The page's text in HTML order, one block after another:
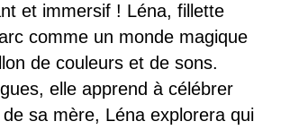
et immersif ! Léna, fillette
comme un monde magique
de couleurs et de sons.
elle apprend à célébrer
sa mère, Léna explorera qui